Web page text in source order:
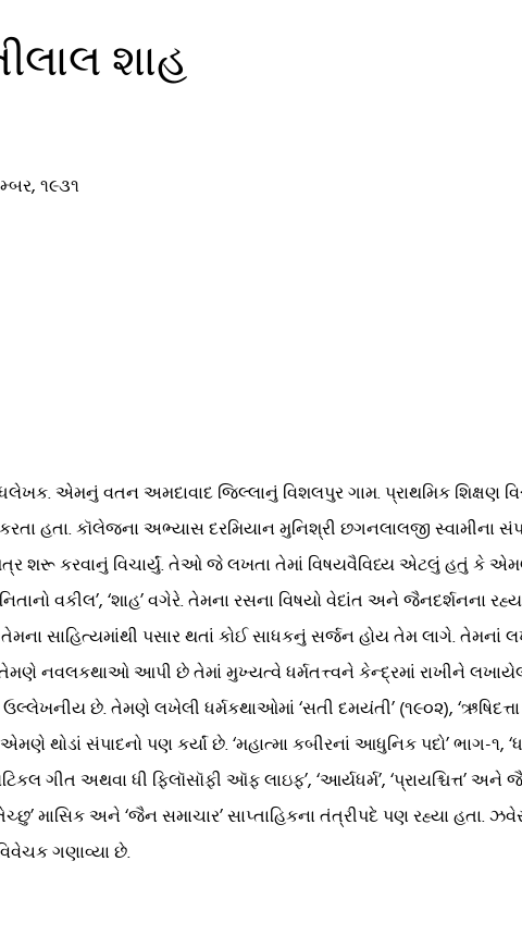
શાહ
૧૯૩૧
એમનું વતન અમદાવાદ જિલ્લાનું વિશલપુર ગામ. પ્રાથમિક શિક્ષણ
હતા. કૉલેજના અભ્યાસ દરમિયાન મુનિશ્રી છગનલાલજી સ્વામીના
શરૂ કરવાનું વિચાર્યું. તેઓ જે લખતા તેમાં વિષયવૈવિધ્ય એટલું હતું કે એમણે
વકીલ’, ‘શાહ’ વગેરે. તેમના રસના વિષયો વેદાંત અને
તેમના સાહિત્યમાંથી પસાર થતાં કોઈ સાધકનું સર્જન હોય તેમ લાગે.
તેમણે નવલકથાઓ આપી છે તેમાં મુખ્યત્વે ધર્મતત્ત્વને કેન્દ્રમાં રાખીને
છે. તેમણે લખેલી ધર્મકથાઓમાં ‘સતી દમયંતી’ (૧૯૦૨), ‘ઋષિદત્તા
થોડાં સંપાદનો પણ કર્યાં છે. ‘મહાત્મા કબીરનાં આધુનિક પદો’ ભાગ-૧,
ગીત અથવા ધી ફિલૉસૉફી ઑફ લાઇફ’, ‘આર્યધર્મ’, ‘પ્રાયશ્ચિત્ત’
માસિક અને ‘જૈન સમાચાર’ સાપ્તાહિકના તંત્રીપદે પણ રહ્યા હતા.
ગણાવ્યા છે.